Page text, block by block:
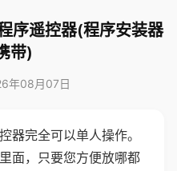
序遥控器(程序安装器
带)
年08月07日
器完全可以单人操作。
面，只要您方便放哪都